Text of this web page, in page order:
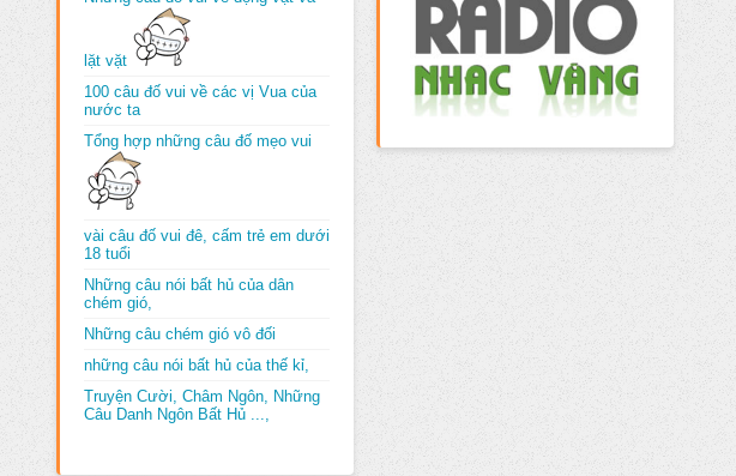
lặt vặt
100 câu đố vui về các vị Vua của
nước ta
Tổng hợp những câu đố mẹo vui
vài câu đố vui đê, cấm trẻ em dưới
18 tuổi
Những câu nói bất hủ của dân
chém gió,
Những câu chém gió vô đối
những câu nói bất hủ của thế kỉ,
Truyện Cười, Châm Ngôn, Những
Câu Danh Ngôn Bất Hủ ...,